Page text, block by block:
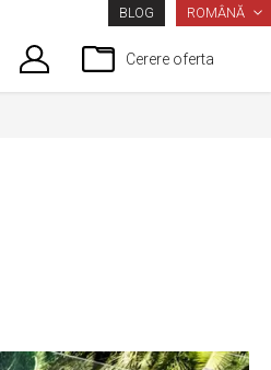
BLOG LIMBA
ROMÂNĂ
Cerere oferta